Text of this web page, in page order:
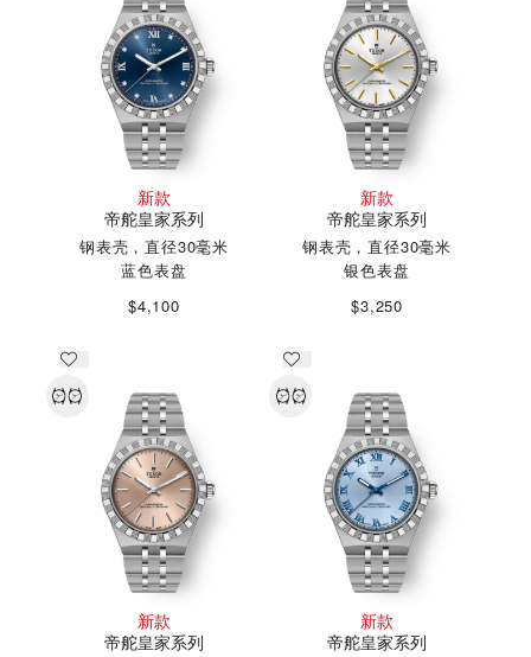
新款
帝舵皇家系列
钢表壳，直径30毫米
蓝色表盘
$4,100
新款
帝舵皇家系列
钢表壳，直径30毫米
银色表盘
$3,250
新款
帝舵皇家系列
新款
帝舵皇家系列